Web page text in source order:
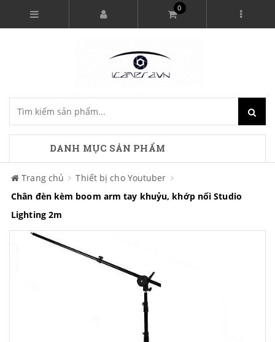
0
DANH MỤC SẢN PHẨM
Trang chủ
Thiết bị cho Youtuber
Chân đèn kèm boom arm tay khuỷu, khớp nối Studio
Lighting 2m